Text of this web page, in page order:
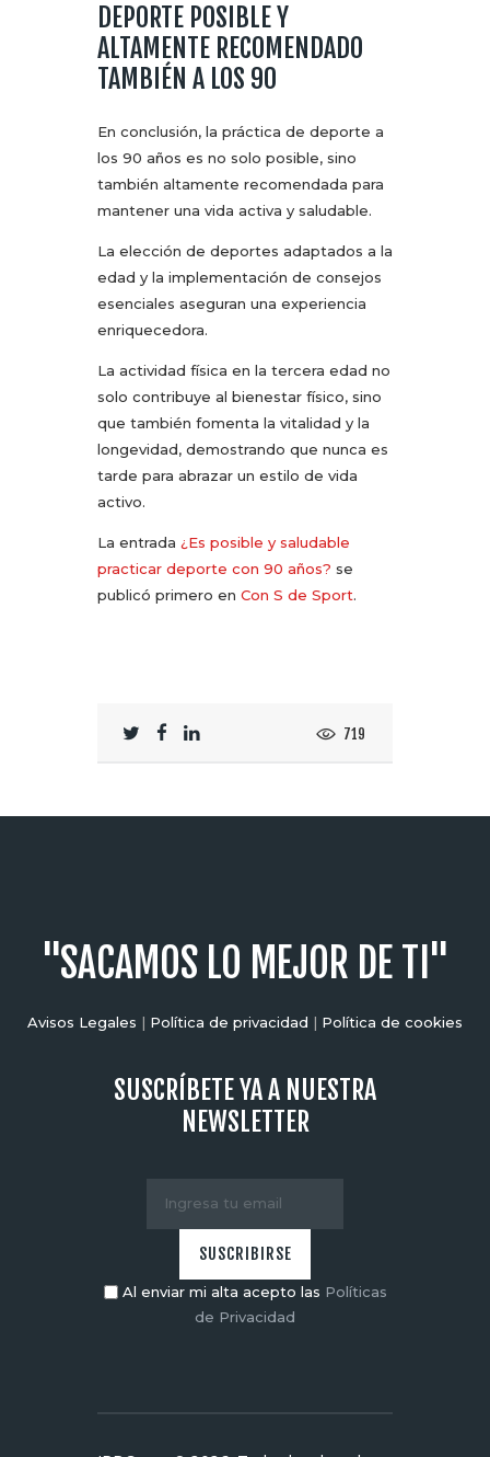
DEPORTE POSIBLE Y
ALTAMENTE RECOMENDADO
TAMBIÉN A LOS 90
En conclusión, la práctica de deporte a
los 90 años es no solo posible, sino
también altamente recomendada para
mantener una vida activa y saludable.
La elección de deportes adaptados a la
edad y la implementación de consejos
esenciales aseguran una experiencia
enriquecedora.
La actividad física en la tercera edad no
solo contribuye al bienestar físico, sino
que también fomenta la vitalidad y la
longevidad, demostrando que nunca es
tarde para abrazar un estilo de vida
activo.
La entrada ¿Es posible y saludable
practicar deporte con 90 años? se
publicó primero en Con S de Sport.
719
"SACAMOS LO MEJOR DE TI"
Avisos Legales | Política de privacidad | Política de cookies
SUSCRÍBETE YA A NUESTRA
NEWSLETTER
Al enviar mi alta acepto las Políticas
de Privacidad